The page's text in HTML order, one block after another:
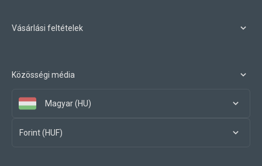
Vásárlási feltételek
Közösségi média
Magyar (HU)
Forint (HUF)